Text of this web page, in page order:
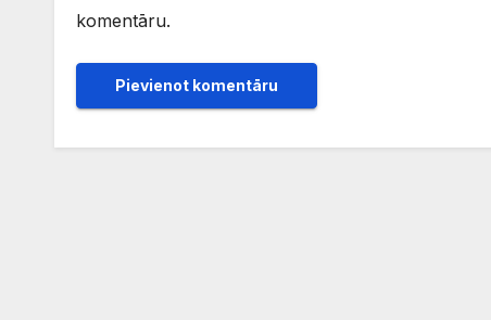
komentāru.